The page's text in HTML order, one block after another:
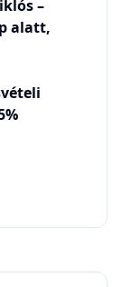
–
alatt,